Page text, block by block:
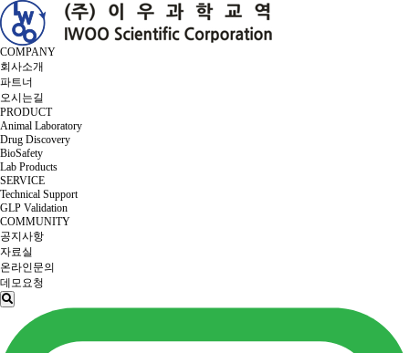
COMPANY
회사소개
파트너
오시는길
PRODUCT
Animal Laboratory
Drug Discovery
BioSafety
Lab Products
SERVICE
Technical Support
GLP Validation
COMMUNITY
공지사항
자료실
온라인문의
데모요청